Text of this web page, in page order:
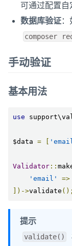
可通过配置自
数据库验证
composer
手动验证
基本用法
use
$data = [
Validator ::
'email'
=>
])->validate ();
提示
validate()